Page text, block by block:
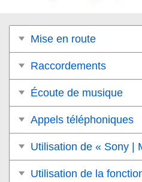
Mise en route
Raccordements
Écoute de musique
Appels téléphoniques
Utilisation de « Sony |
Utilisation de la